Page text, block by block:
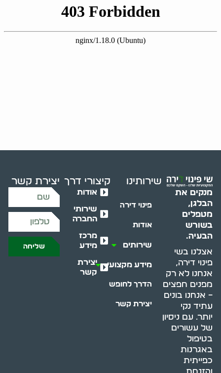
מנקים את
הבלגן,
מטפלים
בשורש
הבעיה.
אצלנו בשי
פינוי דירה,
אנחנו לא רק
מפנים חפצים
– אנחנו בונים
עתיד נקי
יותר. עם ניסיון
של עשורים
בטיפול
באגרנות
כפייתית
שירותינו
פינוי דירה
אודות
שירותים
מידע מקצועי
הדרך לחופש
יצירת קשר
קיצורי דרך
אודות
שירותי
החברה
מרכז
מידע
יצירת
קשר
יצירת קשר
שליחה